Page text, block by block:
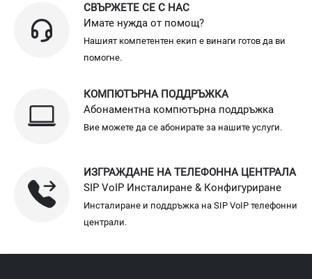
СВЪРЖЕТЕ СЕ С НАС
Имате нужда от помощ?
Нашият компетентен екип е винаги готов да ви
помогне.
КОМПЮТЪРНА ПОДДРЪЖКА
Абонаментна компютърна поддръжка
Вие можете да се абонирате за нашите услуги.
ИЗГРАЖДАНЕ НА ТЕЛЕФОННА ЦЕНТРАЛА
SIP VoIP Инсталиране & Конфигуриране
Инсталиране и поддръжка на SIP VoIP телефонни
централи.